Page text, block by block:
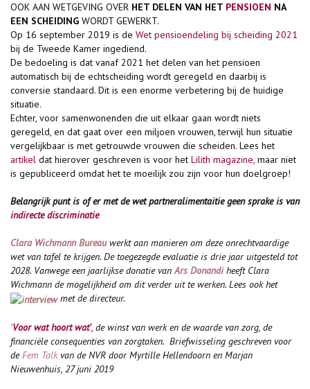
OOK AAN WETGEVING OVER HET DELEN VAN HET PENSIOEN NA
EEN SCHEIDING WORDT GEWERKT.
Op 16 september 2019 is de Wet pensioendeling bij scheiding 2021
bij de Tweede Kamer ingediend.
De bedoeling is dat vanaf 2021 het delen van het pensioen
automatisch bij de echtscheiding wordt geregeld en daarbij is
conversie standaard. Dit is een enorme verbetering bij de huidige
situatie.
Echter, voor samenwonenden die uit elkaar gaan wordt niets
geregeld, en dat gaat over een miljoen vrouwen, terwijl hun situatie
vergelijkbaar is met getrouwde vrouwen die scheiden. Lees het
artikel dat hierover geschreven is voor het Lilith magazine, maar niet
is gepubliceerd omdat het te moeilijk zou zijn voor hun doelgroep!
Belangrijk punt is of er met de wet partneralimentaitie geen sprake is van
indirecte discriminatie
Clara Wichmann Bureauwerkt aan manieren om deze onrechtvaardige
wet van tafel te krijgen. De toegezegde evaluatie is drie jaar uitgesteld tot
2028. Vanwege een jaarlijkse donatie vanArs Donandiheeft Clara
Wichmann de mogelijkheid om dit verder uit te werken. Lees ook het
met de directeur.
'Voor wat hoort wat', de winst van werk en de waarde van zorg, de
financiële consequenties van zorgtaken. Briefwisseling geschreven voor
de Fem Talkvan de NVR door Myrtille Hellendoorn en Marjan
Nieuwenhuis, 27 juni 2019